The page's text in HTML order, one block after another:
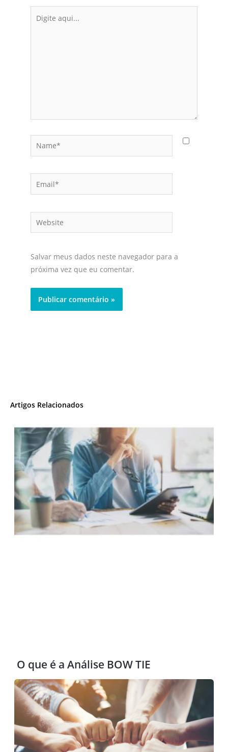
aqui...
Name*
Email*
Website
Salvar meus dados neste navegador para a
próxima vez que eu comentar.
Artigos Relacionados
O que é a Análise BOW TIE